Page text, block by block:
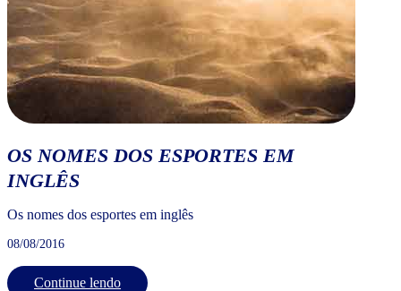
OS NOMES DOS ESPORTES EM
INGLÊS
Os nomes dos esportes em inglês
08/08/2016
Continue lendo